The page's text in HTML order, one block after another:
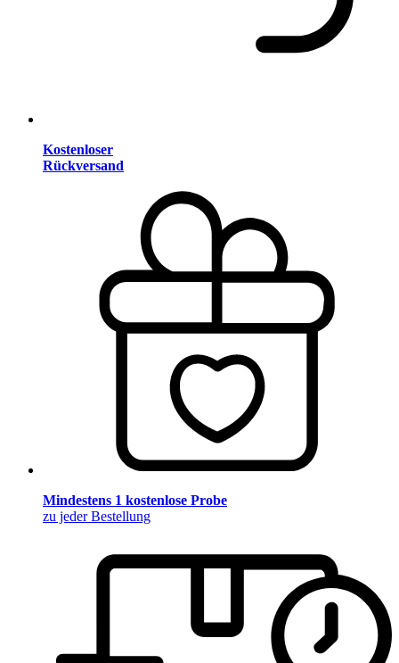
Kostenloser
Rückversand
Mindestens 1 kostenlose Probe
zu jeder Bestellung